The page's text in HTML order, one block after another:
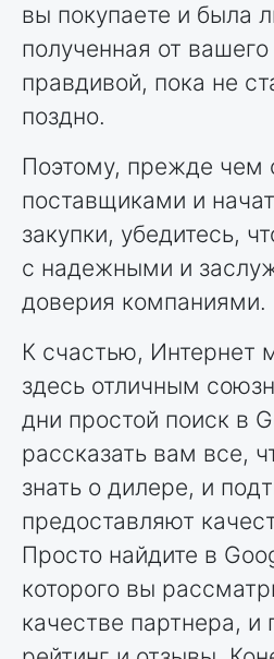
вы покупаете и была
полученная от
правдивой, пока не
поздно.
Поэтому, прежде чем
поставщиками и
закупки, убедитесь,
с надежными и
доверия компаниями.
К счастью, Интернет
здесь отличным
дни простой поиск в
рассказать вам все,
знать о дилере, и
предоставляют
Просто найдите в
которого вы
качестве партнера, и